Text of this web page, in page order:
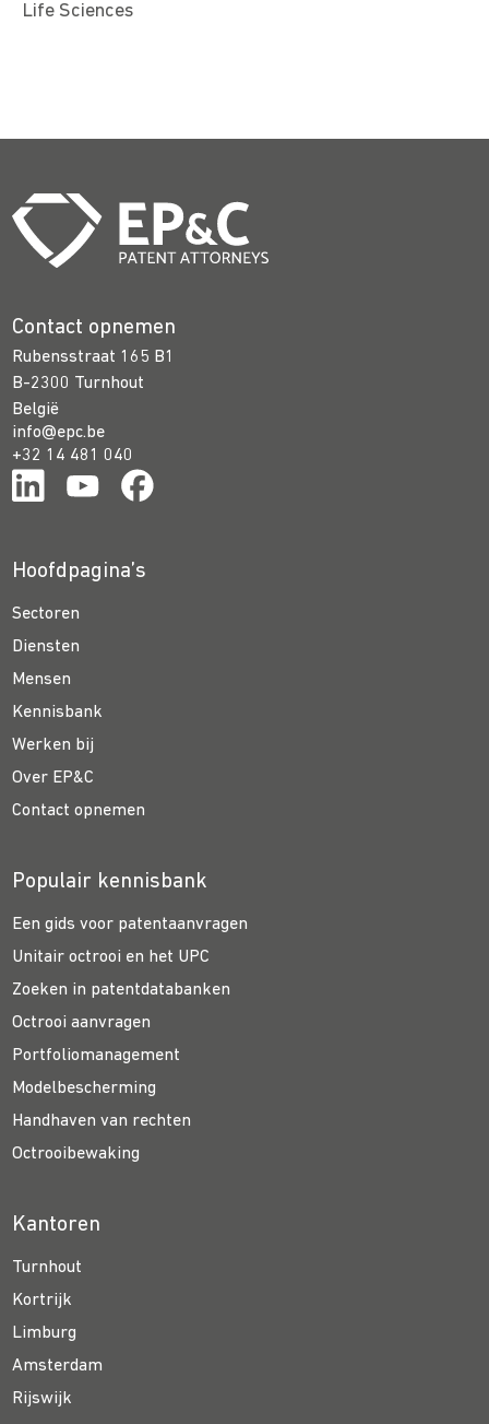
Life Sciences
Contact opnemen
Rubensstraat 165 B1
B-2300 Turnhout
België
info@epc.be
+32 14 481 040
Hoofdpagina’s
Sectoren
Diensten
Mensen
Kennisbank
Werken bij
Over EP&C
Contact opnemen
Populair kennisbank
Een gids voor patentaanvragen
Unitair octrooi en het UPC
Zoeken in patentdatabanken
Octrooi aanvragen
Portfoliomanagement
Modelbescherming
Handhaven van rechten
Octrooibewaking
Kantoren
Turnhout
Kortrijk
Limburg
Amsterdam
Rijswijk